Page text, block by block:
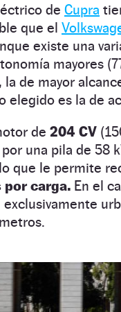
de Cupra
que el
existe una
mayores
la de mayor
elegido es la de
de 204 CV
una pila de 58
que le permite
carga. En el